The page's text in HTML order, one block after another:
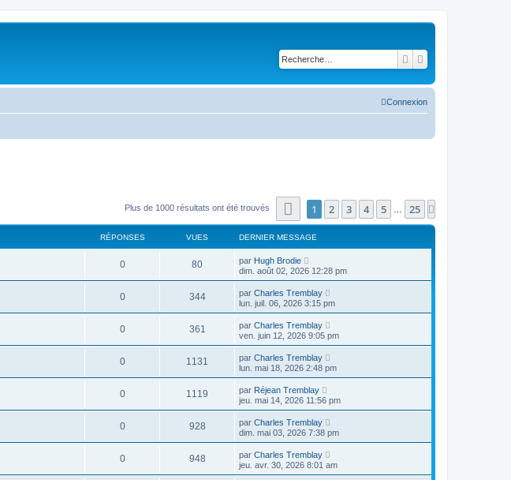
Rechercher
Connexion
Plus de 1000 résultats ont été trouvés Page1sur25
1 2 3 4 5 25
RÉPONSES VUES DERNIER MESSAGE
0 80 par Hugh Brodie
dim. août 02, 2026 12:28 pm
0 344 par Charles Tremblay
lun. juil. 06, 2026 3:15 pm
0 361 par Charles Tremblay
ven. juin 12, 2026 9:05 pm
0 1131 par Charles Tremblay
lun. mai 18, 2026 2:48 pm
0 1119 par Réjean Tremblay
jeu. mai 14, 2026 11:56 pm
0 928 par Charles Tremblay
dim. mai 03, 2026 7:38 pm
0 948 par Charles Tremblay
jeu. avr. 30, 2026 8:01 am